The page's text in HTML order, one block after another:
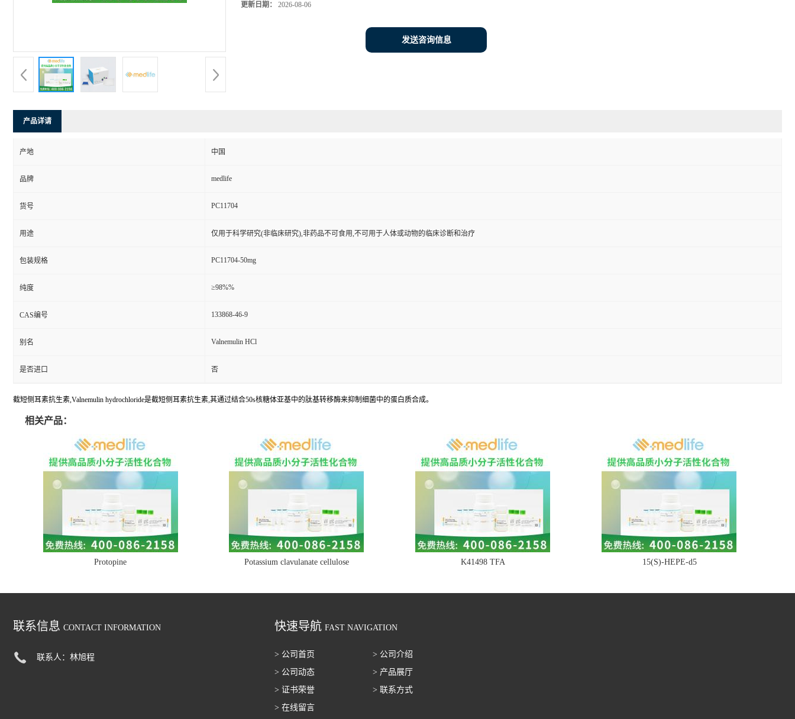
更新日期： 2026-08-06
发送咨询信息
产品详请
产地 中国
品牌 medlife
货号 PC11704
用途 仅用于科学研究(非临床研究),非药品不可食用,不可用于人体或动物的临床诊断和治疗
包装规格 PC11704-50mg
纯度 ≥98%%
CAS编号 133868-46-9
别名 Valnemulin HCl
是否进口 否
截短侧耳素抗生素,Valnemulin hydrochloride是截短侧耳素抗生素,其通过结合50s核糖体亚基中的肽基转移酶来抑制细菌中的蛋白质合成。
相关产品：
Protopine Potassium clavulanate cellulose K41498 TFA 15(S)-HEPE-d5
联系信息 CONTACT INFORMATION
联系人：林旭程
快速导航 FAST NAVIGATION
> 公司首页
> 公司介绍
> 公司动态
> 产品展厅
> 证书荣誉
> 联系方式
> 在线留言